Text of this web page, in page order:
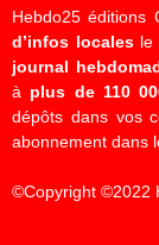
Hebdo25 éditions
d’infos localesle
journal
à plus de 110
dépôts dans vos
abonnement dans
©Copyright ©2022